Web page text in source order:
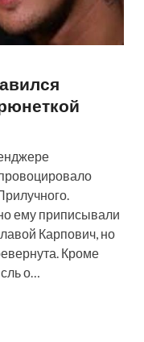
ему приписывали
Карпович, но
Кроме
о…